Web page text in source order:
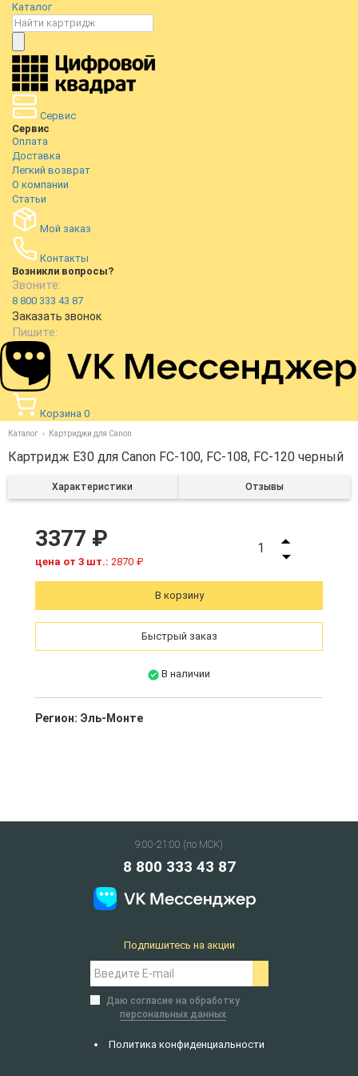
Каталог
Сервис
Сервис
Оплата
Доставка
Легкий возврат
О компании
Статьи
Мой заказ
Контакты
Возникли вопросы?
Звоните:
8 800 333 43 87
Заказать звонок
Пишите:
Корзина 0
Каталог Картриджи для Canon
Картридж E30 для Canon FC-100, FC-108, FC-120 черный
Характеристики Отзывы
3377 ₽
цена от 3 шт.: 2870 ₽
1
В корзину
Быстрый заказ
В наличии
Регион: Эль-Монте
9:00-21:00 (по МСК)
8 800 333 43 87
Политика конфиденциальности
Подпишитесь на акции
Даю согласие на обработку
персональных данных